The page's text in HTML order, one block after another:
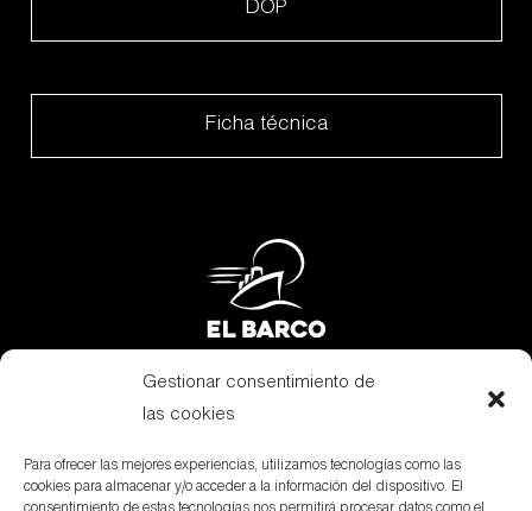
Gestionar consentimiento de
las cookies
Para ofrecer las mejores experiencias, utilizamos tecnologías como las
cookies para almacenar y/o acceder a la información del dispositivo. El
DOP
Ficha técnica
Subvenciones
Aviso Legal